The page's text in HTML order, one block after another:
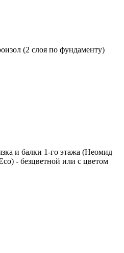
(2 слоя по фундаменту)
и балки 1-го этажа (Неомид
- безцветной или с цветом